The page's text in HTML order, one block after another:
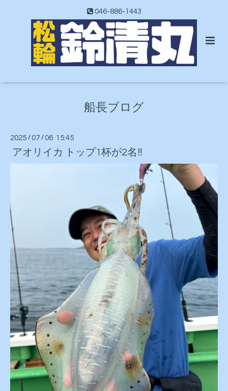
046-886-1443
船長ブログ
2025 / 07 / 06 15:45
アオリイカ トップ1杯が2名‼️